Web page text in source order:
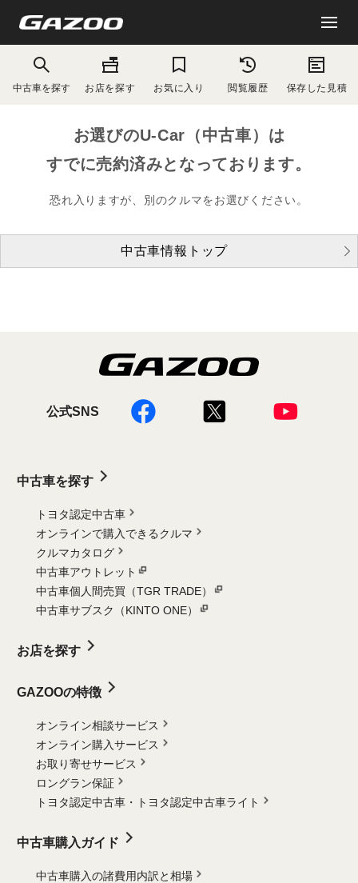
中古車を探す お店を探す お気に入り 閲覧履歴 保存した見積
お選びのU-Car（中古車）は
すでに売約済みとなっております。
恐れ入りますが、別のクルマをお選びください。
中古車情報トップ
公式SNS
中古車を探す
トヨタ認定中古車
オンラインで購入できるクルマ
クルマカタログ
中古車アウトレット
中古車個人間売買（TGR TRADE）
中古車サブスク（KINTO ONE）
お店を探す
GAZOOの特徴
オンライン相談サービス
オンライン購入サービス
お取り寄せサービス
ロングラン保証
トヨタ認定中古車・
トヨタ認定中古車ライト
中古車購入ガイド
中古車購入の諸費用内訳と相場